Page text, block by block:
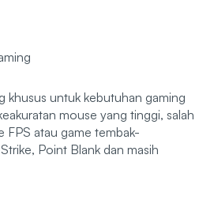
khusus untuk kebutuhan gaming
mouse yang tinggi, salah
FPS atau game tembak-
Point Blank dan masih